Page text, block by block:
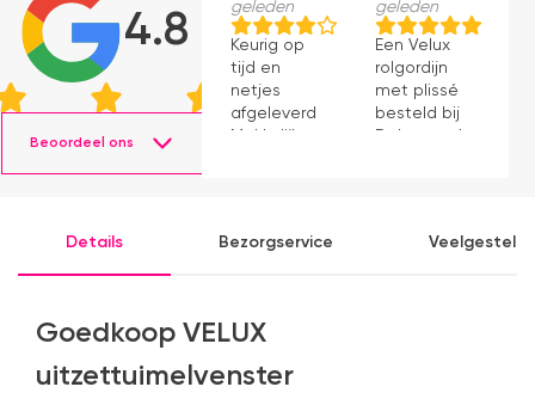
4.8
Beoordeel ons
geleden
Keurig op
tijd en
netjes
afgeleverd.
geleden
Een Velux
rolgordijn
met plissé
besteld bij
en binnen
Details
Bezorgservice
Goedkoop VELUX
uitzettuimelvenster